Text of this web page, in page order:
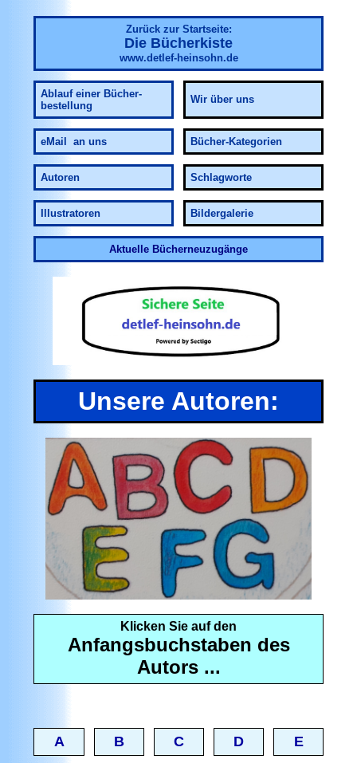
Zurück zur Startseite:
Die Bücherkiste
www.detlef-heinsohn.de
Ablauf einer Bücher-
bestellung
Wir über uns
eMail an uns Bücher-Kategorien
Autoren Schlagworte
Illustratoren Bildergalerie
Aktuelle Bücherneuzugänge
Unsere Autoren:
Klicken Sie auf den
Anfangsbuchstaben des
Autors ...
A B C D E